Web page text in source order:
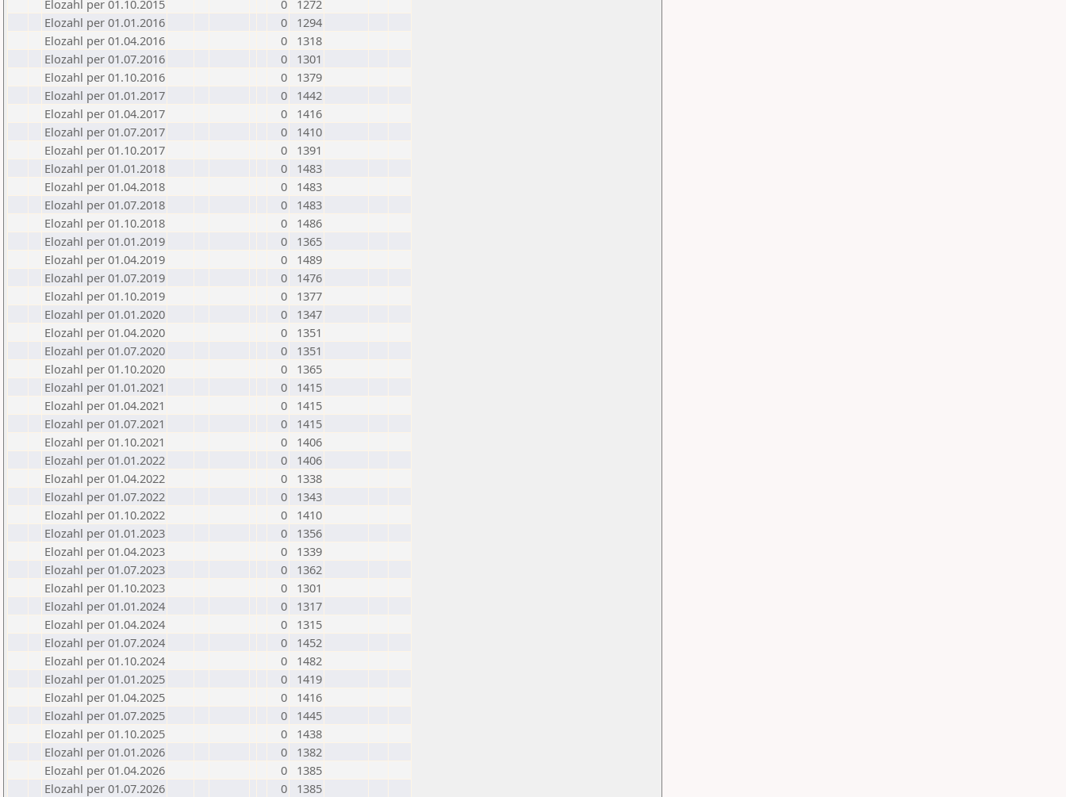
Elozahl per 01.10.2015
0
1272
Elozahl per 01.01.2016
0
1294
Elozahl per 01.04.2016
0
1318
Elozahl per 01.07.2016
0
1301
Elozahl per 01.10.2016
0
1379
Elozahl per 01.01.2017
0
1442
Elozahl per 01.04.2017
0
1416
Elozahl per 01.07.2017
0
1410
Elozahl per 01.10.2017
0
1391
Elozahl per 01.01.2018
0
1483
Elozahl per 01.04.2018
0
1483
Elozahl per 01.07.2018
0
1483
Elozahl per 01.10.2018
0
1486
Elozahl per 01.01.2019
0
1365
Elozahl per 01.04.2019
0
1489
Elozahl per 01.07.2019
0
1476
Elozahl per 01.10.2019
0
1377
Elozahl per 01.01.2020
0
1347
Elozahl per 01.04.2020
0
1351
Elozahl per 01.07.2020
0
1351
Elozahl per 01.10.2020
0
1365
Elozahl per 01.01.2021
0
1415
Elozahl per 01.04.2021
0
1415
Elozahl per 01.07.2021
0
1415
Elozahl per 01.10.2021
0
1406
Elozahl per 01.01.2022
0
1406
Elozahl per 01.04.2022
0
1338
Elozahl per 01.07.2022
0
1343
Elozahl per 01.10.2022
0
1410
Elozahl per 01.01.2023
0
1356
Elozahl per 01.04.2023
0
1339
Elozahl per 01.07.2023
0
1362
Elozahl per 01.10.2023
0
1301
Elozahl per 01.01.2024
0
1317
Elozahl per 01.04.2024
0
1315
Elozahl per 01.07.2024
0
1452
Elozahl per 01.10.2024
0
1482
Elozahl per 01.01.2025
0
1419
Elozahl per 01.04.2025
0
1416
Elozahl per 01.07.2025
0
1445
Elozahl per 01.10.2025
0
1438
Elozahl per 01.01.2026
0
1382
Elozahl per 01.04.2026
0
1385
Elozahl per 01.07.2026
0 1385